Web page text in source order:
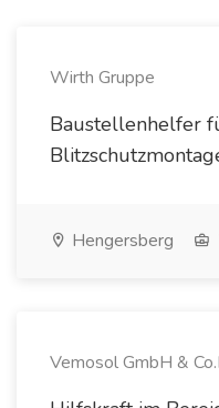
Wirth Gruppe
Baustellenhelfer
Hengersberg
Vemosol GmbH &